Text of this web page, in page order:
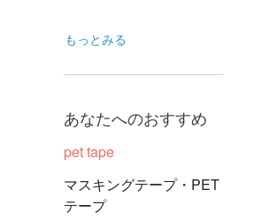
もっとみる
あなたへのおすすめ
pet tape
マスキングテープ・PET
テープ